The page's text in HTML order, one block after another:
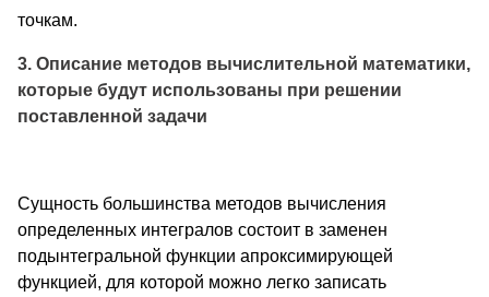
точкам.
3. Описание методов вычислительной математики,
которые будут использованы при решении
поставленной задачи
Сущность большинства методов вычисления
определенных интегралов состоит в заменен
подынтегральной функции апроксимирующей
функцией, для которой можно легко записать